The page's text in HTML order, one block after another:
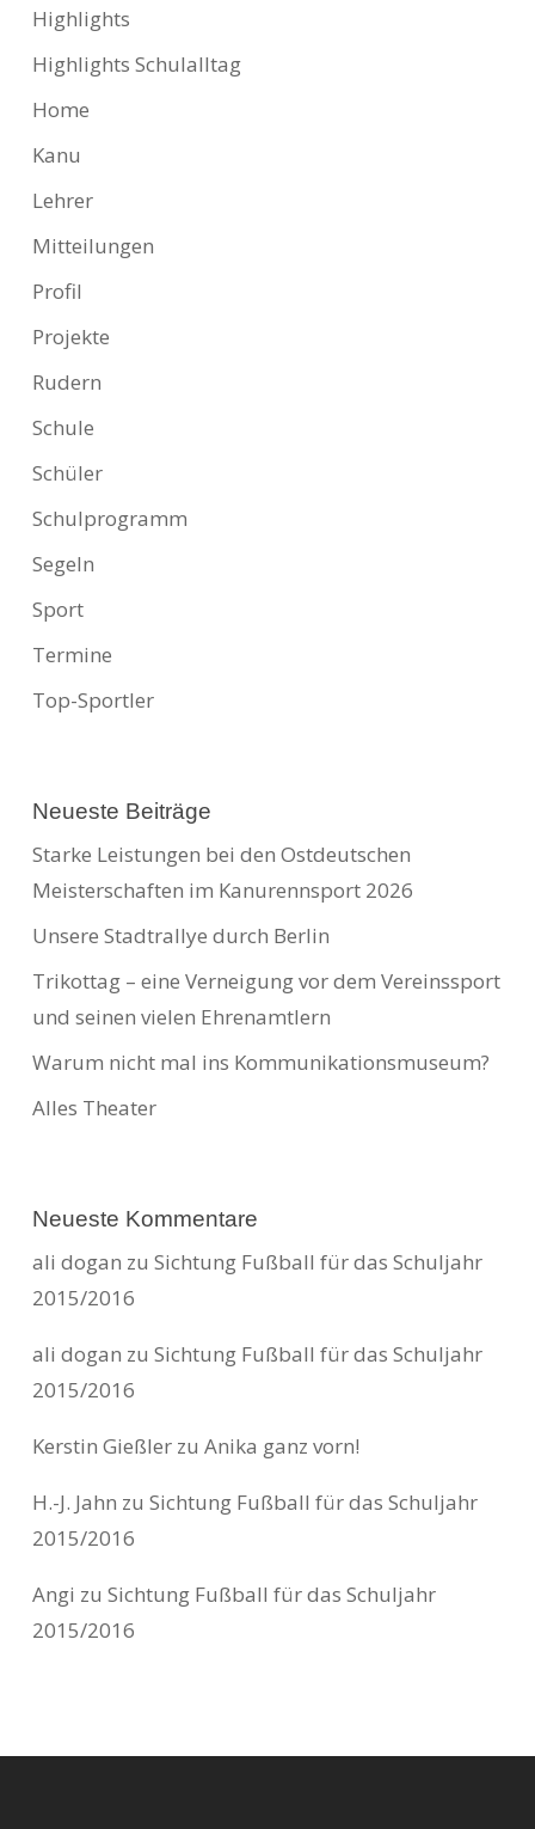
Highlights
Highlights Schulalltag
Home
Kanu
Lehrer
Mitteilungen
Profil
Projekte
Rudern
Schule
Schüler
Schulprogramm
Segeln
Sport
Termine
Top-Sportler
Neueste Beiträge
Starke Leistungen bei den Ostdeutschen
Meisterschaften im Kanurennsport 2026
Unsere Stadtrallye durch Berlin
Trikottag – eine Verneigung vor dem Vereinssport
und seinen vielen Ehrenamtlern
Warum nicht mal ins Kommunikationsmuseum?
Alles Theater
Neueste Kommentare
ali dogan zu Sichtung Fußball für das Schuljahr
2015/2016
ali dogan zu Sichtung Fußball für das Schuljahr
2015/2016
Kerstin Gießlerzu Anika ganz vorn!
H.-J. Jahn zu Sichtung Fußball für das Schuljahr
2015/2016
Angi zu Sichtung Fußball für das Schuljahr
2015/2016